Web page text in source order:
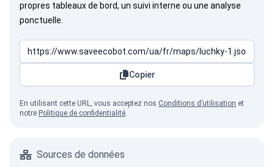
propres tableaux de bord, un suivi interne ou une analyse
ponctuelle.
Copier
En utilisant cette URL, vous acceptez nos Conditions d’utilisation et
notre Politique de confidentialité.
Sources de données